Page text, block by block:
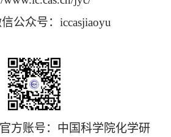
众号：iccasjiaoyu
账号：中国科学院化学研